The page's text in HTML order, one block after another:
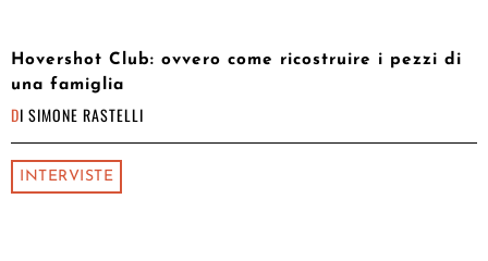
Hovershot Club: ovvero come ricostruire i pezzi di
una famiglia
DI SIMONE RASTELLI
INTERVISTE